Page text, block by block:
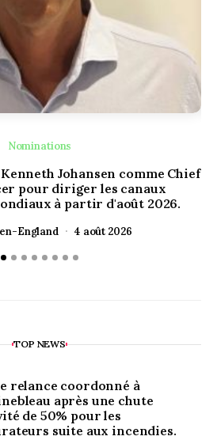
Nominations
Johansen comme Chief
pour diriger les canaux
à partir d'août 2026.
England 4 août 2026
TOP NEWS
relance coordonné à
après une chute
de 50% pour les
suite aux incendies.